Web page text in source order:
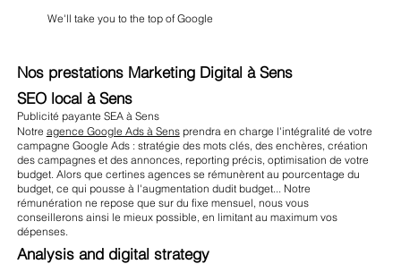
Nos prestations Marketing Digital à Sens
SEO local à Sens
Publicité payante SEA à Sens
Notre agence Google Ads à Sensprendra en charge l'intégralité de votre
campagne Google Ads : stratégie des mots clés, des enchères, création
des campagnes et des annonces, reporting précis, optimisation de votre
budget. Alors que certines agences se rémunèrent au pourcentage du
budget, ce qui pousse à l'augmentation dudit budget... Notre
rémunération ne repose que sur du fixe mensuel, nous vous
conseillerons ainsi le mieux possible, en limitant au maximum vos
dépenses.
Analysis and digital strategy
We'll take you to the top of Google